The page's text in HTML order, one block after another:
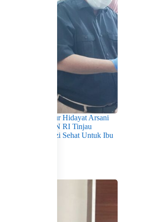
Gubernur Hidayat Arsani
Kepala BKKBN RI Tinjau
3B Wujudkan Gizi Sehat Untuk Ibu